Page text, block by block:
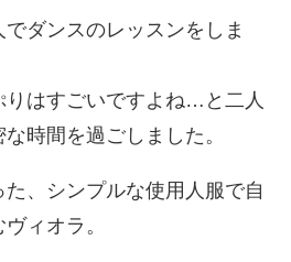
ダンスのレッスンをしま
りはすごいですよね…と二人
時間を過ごしました。
た、シンプルな使用人服で自
ィオラ。